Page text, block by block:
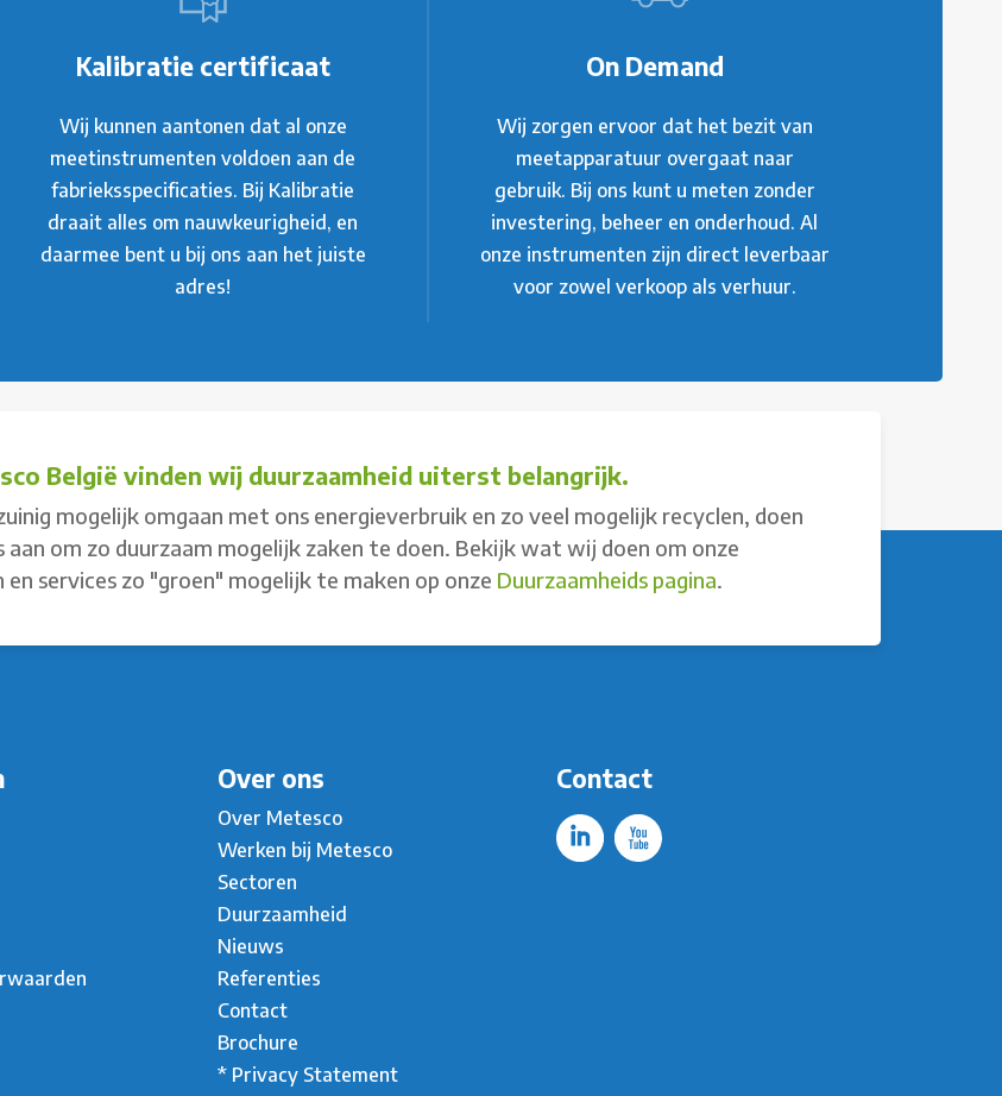
Kalibratie certificaat
Wij kunnen aantonen dat al onze
meetinstrumenten voldoen aan de
fabrieksspecificaties. Bij Kalibratie
draait alles om nauwkeurigheid, en
daarmee bent u bij ons aan het juiste
adres!
On Demand
Wij zorgen ervoor dat het bezit van
meetapparatuur overgaat naar
gebruik. Bij ons kunt u meten zonder
investering, beheer en onderhoud. Al
onze instrumenten zijn direct leverbaar
voor zowel verkoop als verhuur.
België vinden wij duurzaamheid uiterst belangrijk.
mogelijk omgaan met ons energieverbruik en zo veel mogelijk recyclen, doen
aan om zo duurzaam mogelijk zaken te doen. Bekijk wat wij doen om onze
en services zo "groen" mogelijk te maken op onze Duurzaamheids pagina.
Over ons
Over Metesco
Werken bij Metesco
Sectoren
Duurzaamheid
Nieuws
Referenties
Contact
Brochure
* Privacy Statement
Contact